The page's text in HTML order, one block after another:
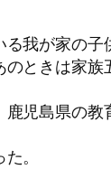
我が家の子
ときは家
児島県の
。